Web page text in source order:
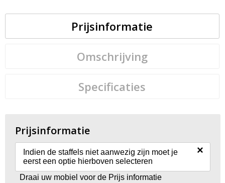
Prijsinformatie
Omschrijving
Specificaties
Prijsinformatie
Indien de staffels niet aanwezig zijn moet je
eerst een optie hierboven selecteren
×
Draai uw mobiel voor de Prijs informatie